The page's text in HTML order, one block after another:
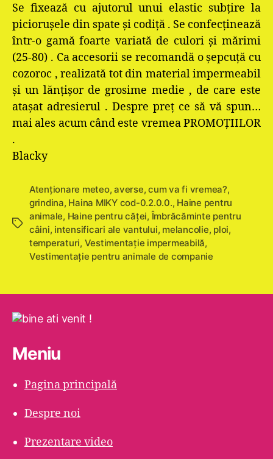
Se fixează cu ajutorul unui elastic subţire la
picioruşele din spate şi codiţă . Se confecţinează
într-o gamă foarte variată de culori şi mărimi
(25-80) . Ca accesorii se recomandă o şepcuţă cu
cozoroc , realizată tot din material impermeabil
şi un lănţişor de grosime medie , de care este
ataşat adresierul . Despre preţ ce să vă spun…
mai ales acum când este vremea PROMOŢIILOR
.
Blacky
Etichete
Atenţionare meteo,averse,cum va fi vremea?,
grindina, Haina MIKY cod-0.2.0.0., Haine pentru
animale, Haine pentru căţei,Îmbrăcăminte pentru
câini, intensificari ale vantului, melancolie, ploi,
temperaturi, Vestimentaţie impermeabilă,
Vestimentație pentru animale de companie
Meniu
Pagina principală
Despre noi
Prezentare video